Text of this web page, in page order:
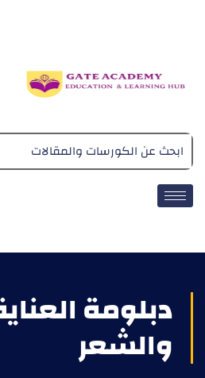
دبلومة
والشعر